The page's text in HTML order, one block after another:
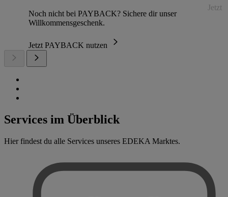
Noch nicht bei PAYBACK? Sichere dir unser
Willkommensgeschenk.
Jetzt PAYBACK nutzen
Jetzt
Services im Überblick
Hier findest du alle Services unseres EDEKA Marktes.